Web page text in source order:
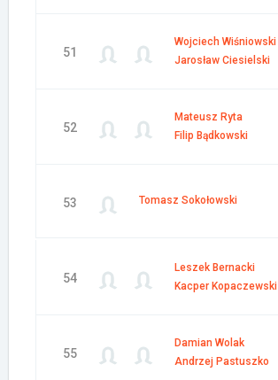
51
Wojciech Wiśniowski
Jarosław Ciesielski
52
Mateusz Ryta
Filip Bądkowski
53 Tomasz Sokołowski
54
Leszek Bernacki
Kacper Kopaczewski
55
Damian Wolak
Andrzej Pastuszko